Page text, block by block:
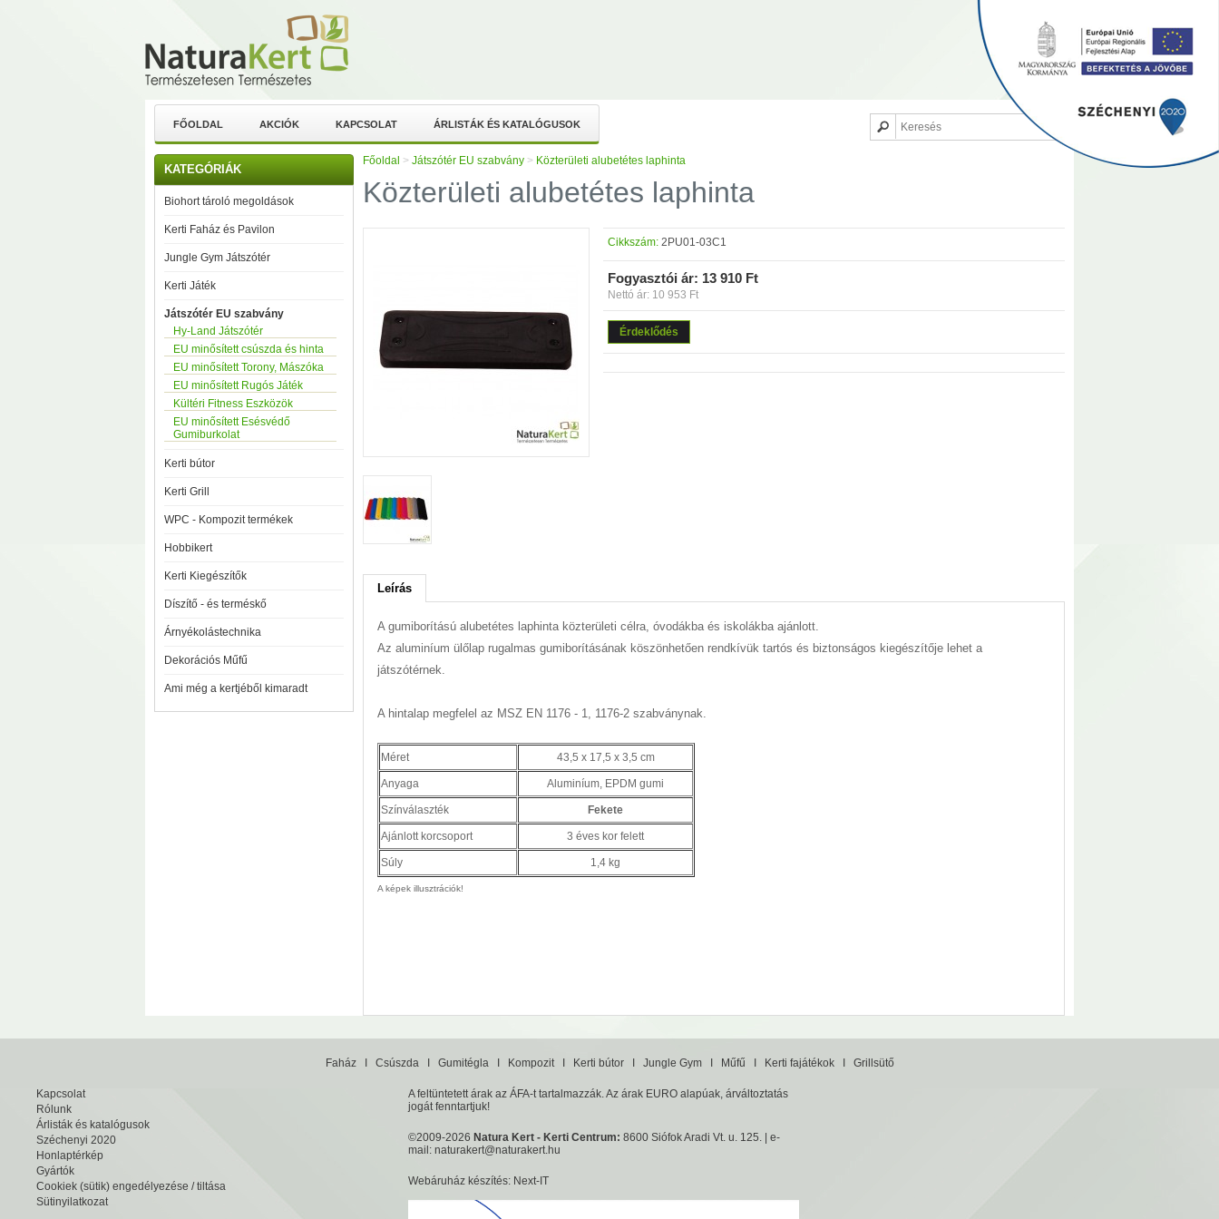
FŐOLDAL AKCIÓK KAPCSOLAT ÁRLISTÁK ÉS KATALÓGUSOK
KATEGÓRIÁK
Biohort tároló megoldások
Kerti Faház és Pavilon
Jungle Gym Játszótér
Kerti Játék
Játszótér EU szabvány
Hy-Land Játszótér
EU minősített csúszda és hinta
EU minősített Torony, Mászóka
EU minősített Rugós Játék
Kültéri Fitness Eszközök
EU minősített Esésvédő
Gumiburkolat
Kerti bútor
Kerti Grill
WPC - Kompozit termékek
Hobbikert
Kerti Kiegészítők
Díszítő - és terméskő
Árnyékolástechnika
Dekorációs Műfű
Ami még a kertjéből kimaradt
Főoldal > Játszótér EU szabvány > Közterületi alubetétes laphinta
Közterületi alubetétes laphinta
Cikkszám: 2PU01-03C1
Fogyasztói ár: 13 910 Ft
Nettó ár: 10 953 Ft
Érdeklődés
Leírás
A gumiborítású alubetétes laphinta közterületi célra, óvodákba és iskolákba ajánlott.
Az aluminíum ülőlap rugalmas gumiborításának köszönhetően rendkívük tartós és biztonságos kiegészítője lehet a
játszótérnek.
A hintalap megfelel az MSZ EN 1176 - 1, 1176-2 szabványnak.
Méret 43,5 x 17,5 x 3,5 cm
Anyaga Aluminíum, EPDM gumi
Színválaszték Fekete
Ajánlott korcsoport 3 éves kor felett
Súly 1,4 kg
A képek illusztrációk!
FaházI CsúszdaI GumitéglaI KompozitI Kerti bútorI Jungle GymI Műfű Kerti fajátékokI Grillsütő
Kapcsolat
Rólunk
Árlisták és katalógusok
Széchenyi 2020
Honlaptérkép
Gyártók
Cookiek (sütik) engedélyezése / tiltása
Sütinyilatkozat
A feltüntetett árak az ÁFA-t tartalmazzák. Az árak EURO alapúak, árváltoztatás
jogát fenntartjuk!
©2009-2026 Natura Kert - Kerti Centrum: 8600 Siófok Aradi Vt. u. 125. | e-
mail:naturakert@naturakert.hu
Webáruház készítés: Next-IT